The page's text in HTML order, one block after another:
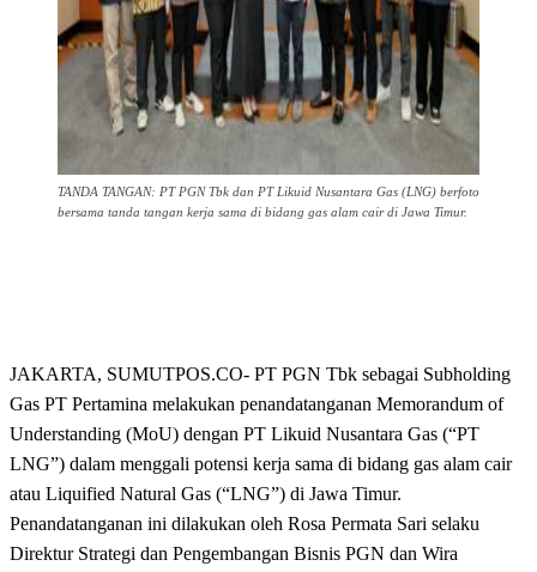
TANDA TANGAN: PT PGN Tbk dan PT Likuid Nusantara Gas (LNG) berfoto
bersama tanda tangan kerja sama di bidang gas alam cair di Jawa Timur.
JAKARTA, SUMUTPOS.CO- PT PGN Tbk sebagai Subholding
Gas PT Pertamina melakukan penandatanganan Memorandum of
Understanding (MoU) dengan PT Likuid Nusantara Gas (“PT
LNG”) dalam menggali potensi kerja sama di bidang gas alam cair
atau Liquified Natural Gas (“LNG”) di Jawa Timur.
Penandatanganan ini dilakukan oleh Rosa Permata Sari selaku
Direktur Strategi dan Pengembangan Bisnis PGN dan Wira